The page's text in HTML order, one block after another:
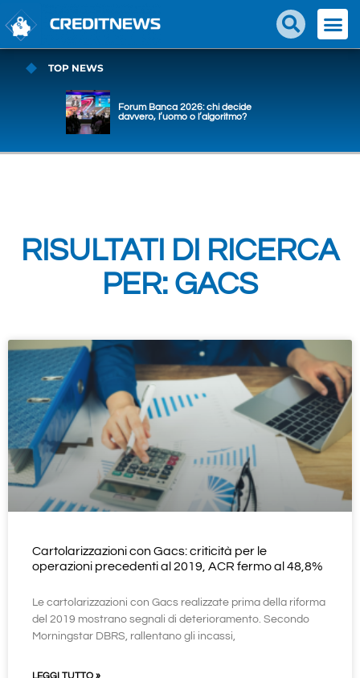
TOP NEWS
Forum Banca 2026: chi decide
davvero, l’uomo o l’algoritmo?
RISULTATI DI RICERCA
PER: GACS
Cartolarizzazioni con Gacs: criticità per le
operazioni precedenti al 2019, ACR fermo al 48,8%
Le cartolarizzazioni con Gacs realizzate prima della riforma
del 2019 mostrano segnali di deterioramento. Secondo
Morningstar DBRS, rallentano gli incassi,